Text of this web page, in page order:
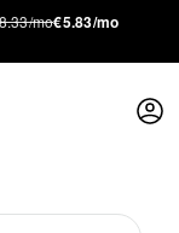
mo€5.83/mo